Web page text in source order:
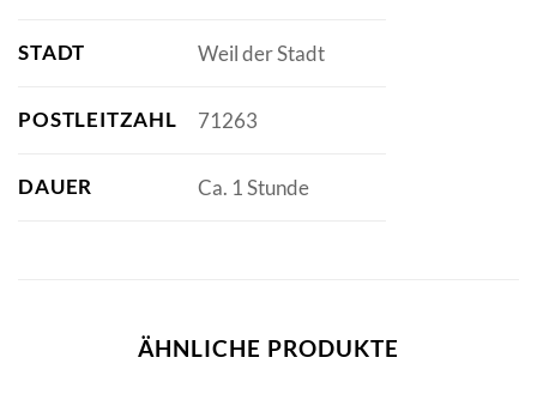
STADT Weil der Stadt
POSTLEITZAHL 71263
DAUER Ca. 1 Stunde
ÄHNLICHE PRODUKTE